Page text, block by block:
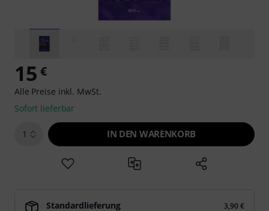
15 €
Alle Preise inkl. MwSt.
Sofort lieferbar
1 IN DEN WARENKORB
Standardlieferung
3,90 €